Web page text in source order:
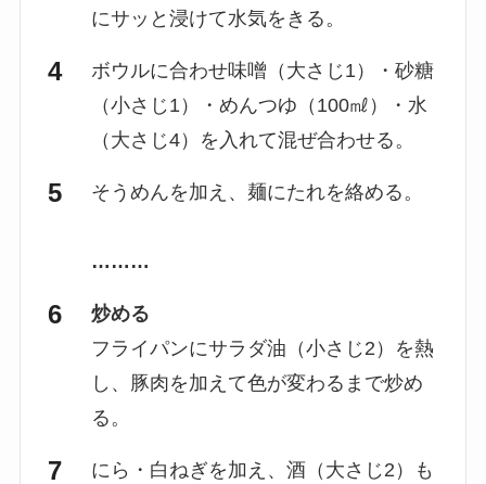
にサッと浸けて水気をきる。
ボウルに合わせ味噌（大さじ1）・砂糖
（小さじ1）・めんつゆ（100㎖）・水
（大さじ4）を入れて混ぜ合わせる。
そうめんを加え、麺にたれを絡める。
………
炒める
フライパンにサラダ油（小さじ2）を熱
し、豚肉を加えて色が変わるまで炒め
る。
にら・白ねぎを加え、酒（大さじ2）も